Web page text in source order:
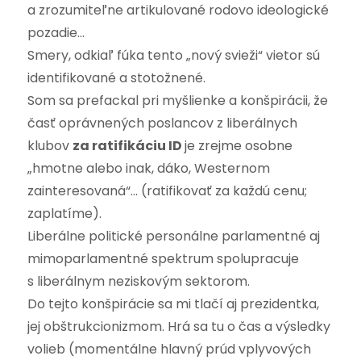
a zrozumiteľne artikulované rodovo ideologické
pozadie…
Smery, odkiaľ fúka tento „nový svieži“ vietor sú
identifikované a stotožnené.
Som sa prefackal pri myšlienke a konšpirácii, že
časť oprávnených poslancov z liberálnych
klubov za ratifikáciu IDje zrejme osobne
„hmotne alebo inak, dáko, Westernom
zainteresovaná“… (ratifikovať za každú cenu;
zaplatíme).
Liberálne politické personálne parlamentné aj
mimoparlamentné spektrum spolupracuje
s liberálnym neziskovým sektorom.
Do tejto konšpirácie sa mi tlačí aj prezidentka,
jej obštrukcionizmom. Hrá sa tu o čas a výsledky
volieb (momentálne hlavný prúd vplyvových